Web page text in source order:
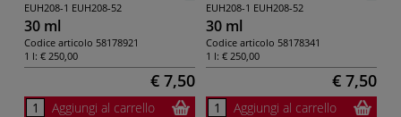
EUH208-1 EUH208-52
30 ml
Codice articolo 58178921
1 l: € 250,00
€ 7,50
Aggiungi al carrello
EUH208-1 EUH208-52
30 ml
Codice articolo 58178341
1 l: € 250,00
€ 7,50
Aggiungi al carrello